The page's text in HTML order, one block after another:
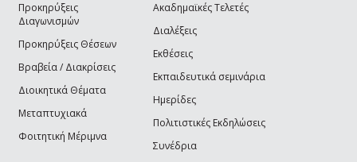
Προκηρύξεις
Διαγωνισμών
Προκηρύξεις Θέσεων
Βραβεία / Διακρίσεις
Διοικητικά Θέματα
Μεταπτυχιακά
Φοιτητική Μέριμνα
Ακαδημαϊκές Τελετές
Διαλέξεις
Εκθέσεις
Εκπαιδευτικά σεμινάρια
Ημερίδες
Πολιτιστικές Εκδηλώσεις
Συνέδρια